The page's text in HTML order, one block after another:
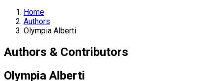
Home
Authors
Olympia Alberti
Authors & Contributors
Olympia Alberti